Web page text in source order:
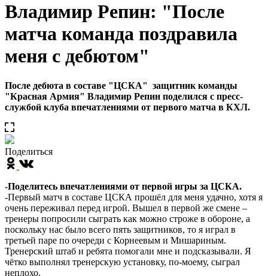
Владимир Репин: "После
матча команда поздравила
меня с дебютом"
После дебюта в составе "ЦСКА" защитник команды
"Красная Армия" Владимир Репин поделился с пресс-
службой клуба впечатлениями от первого матча в КХЛ.
Поделиться
-Поделитесь впечатлениями от первой игры за ЦСКА.
-Первый матч в составе ЦСКА прошёл для меня удачно, хотя я
очень переживал перед игрой. Вышел в первой же смене –
тренеры попросили сыграть как можно строже в обороне, а
поскольку нас было всего пять защитников, то я играл в
третьей паре по очереди с Корнеевым и Мишариным.
Тренерский штаб и ребята помогали мне и подсказывали. Я
чётко выполнял тренерскую установку, по-моему, сыграл
неплохо.